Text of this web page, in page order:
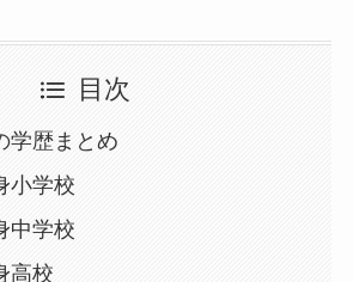
目次
学歴まとめ
小学校
中学校
高校